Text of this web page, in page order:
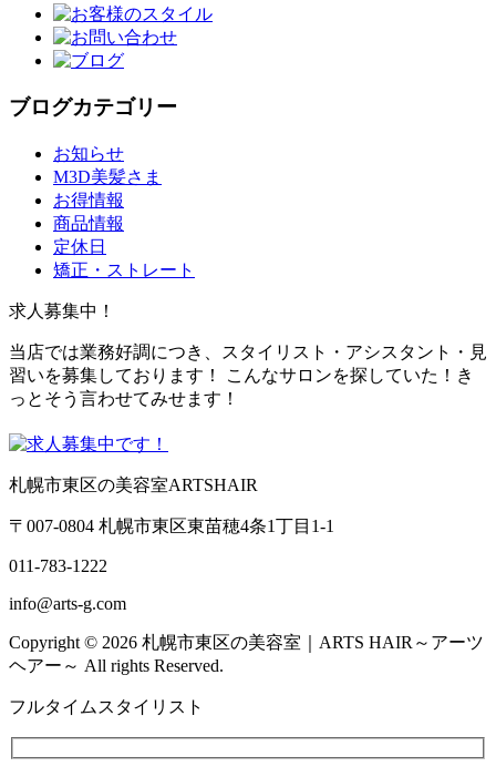
ブログカテゴリー
お知らせ
M3D美髪さま
お得情報
商品情報
定休日
矯正・ストレート
求人募集中！
当店では業務好調につき、スタイリスト・アシスタント・見
習いを募集しております！ こんなサロンを探していた！き
っとそう言わせてみせます！
札幌市東区の美容室ARTSHAIR
〒007-0804 札幌市東区東苗穂4条1丁目1-1
011-783-1222
info@arts-g.com
Copyright © 2026 札幌市東区の美容室｜ARTS HAIR～アーツ
ヘアー～ All rights Reserved.
フルタイムスタイリスト